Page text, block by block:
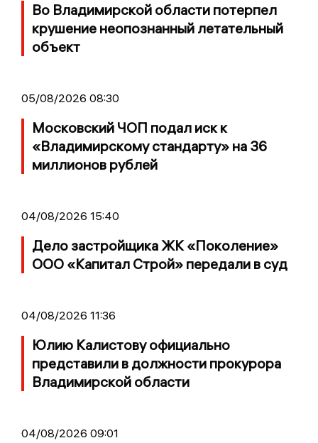
Во Владимирской области потерпел
крушение неопознанный летательный
объект
05/08/2026 08:30
Московский ЧОП подал иск к
«Владимирскому стандарту» на 36
миллионов рублей
04/08/2026 15:40
Дело застройщика ЖК «Поколение»
ООО «Капитал Строй» передали в суд
04/08/2026 11:36
Юлию Калистову официально
представили в должности прокурора
Владимирской области
04/08/2026 09:01